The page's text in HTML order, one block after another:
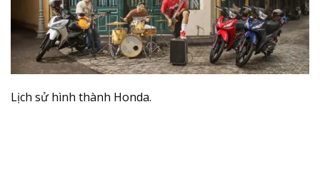
Lịch sử hình thành Honda.